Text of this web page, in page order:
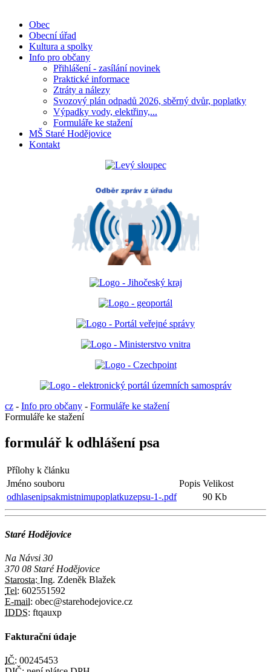
Obec
Obecní úřad
Kultura a spolky
Info pro občany
Přihlášení - zasílání novinek
Praktické informace
Ztráty a nálezy
Svozový plán odpadů 2026, sběrný dvůr, poplatky
Výpadky vody, elektřiny,...
Formuláře ke stažení
MŠ Staré Hodějovice
Kontakt
cz - Info pro občany - Formuláře ke stažení
Formuláře ke stažení
formulář k odhlášení psa
Přílohy k článku
Jméno souboru
Popis Velikost
odhlasenipsakmistnimupoplatkuzepsu-1-.pdf
90 Kb
Staré Hodějovice
Na Návsi 30
370 08 Staré Hodějovice
Starosta: Ing. Zdeněk Blažek
Tel: 602551592
E-mail: obec@starehodejovice.cz
IDDS: ftqauxp
Fakturační údaje
IČ: 00245453